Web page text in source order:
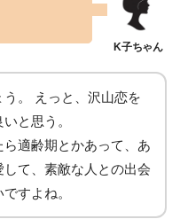
。 えっと、沢山恋を
と思う。
適齢期とかあって、あ
て、素敵な人との出会
すよね。